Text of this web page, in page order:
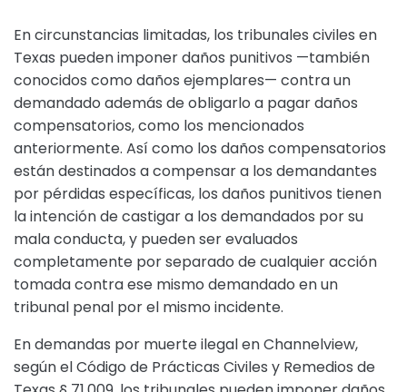
En circunstancias limitadas, los tribunales civiles en
Texas pueden imponer daños punitivos —también
conocidos como daños ejemplares— contra un
demandado además de obligarlo a pagar daños
compensatorios, como los mencionados
anteriormente. Así como los daños compensatorios
están destinados a compensar a los demandantes
por pérdidas específicas, los daños punitivos tienen
la intención de castigar a los demandados por su
mala conducta, y pueden ser evaluados
completamente por separado de cualquier acción
tomada contra ese mismo demandado en un
tribunal penal por el mismo incidente.
En demandas por muerte ilegal en Channelview,
según el Código de Prácticas Civiles y Remedios de